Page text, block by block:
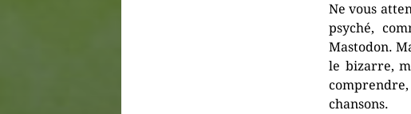
Ne vous
psyché,
Mastodon.
le bizarre,
chansons.